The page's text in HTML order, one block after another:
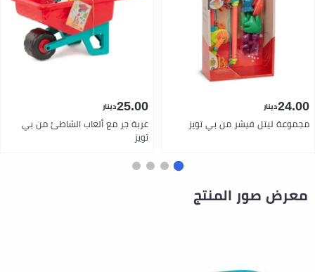
24.00دينار
مجموعة ليتل فيشر من بي تويز
25.00دينار
عربة جر مع ألعاب الشاطئ من بي
تويز
معرض صور المنتج